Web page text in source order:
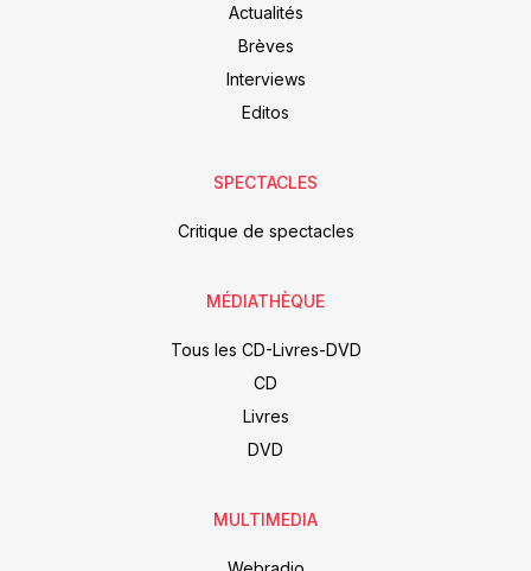
Actualités
Brèves
Interviews
Editos
SPECTACLES
Critique de spectacles
MÉDIATHÈQUE
Tous les CD-Livres-DVD
CD
Livres
DVD
MULTIMEDIA